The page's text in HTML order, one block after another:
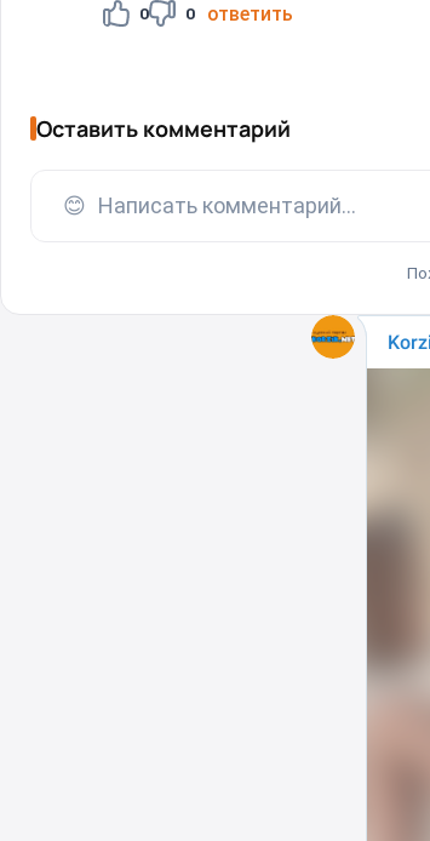
0 0 ответить
Оставить комментарий
😊 Написать комментарий...